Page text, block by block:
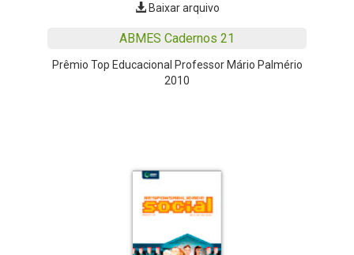
Baixar arquivo
ABMES Cadernos 21
Prêmio Top Educacional Professor Mário Palmério
2010